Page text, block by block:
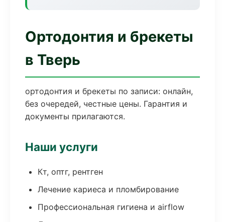
Ортодонтия и брекеты
в Тверь
ортодонтия и брекеты по записи: онлайн,
без очередей, честные цены. Гарантия и
документы прилагаются.
Наши услуги
Кт, оптг, рентген
Лечение кариеса и пломбирование
Профессиональная гигиена и airflow